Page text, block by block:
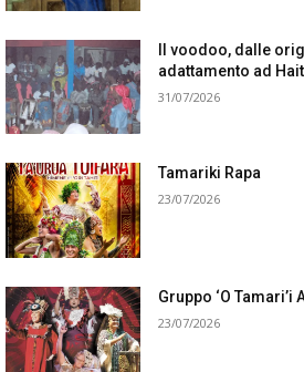
Il voodoo, dalle
adattamento ad
31/07/2026
Tamariki Rapa
23/07/2026
Gruppo ‘O Tamari’i
23/07/2026